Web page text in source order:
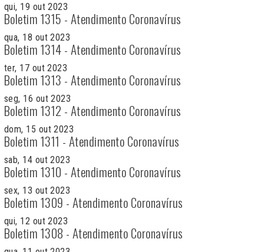
qui, 19 out 2023
Boletim 1315 - Atendimento Coronavírus
qua, 18 out 2023
Boletim 1314 - Atendimento Coronavírus
ter, 17 out 2023
Boletim 1313 - Atendimento Coronavírus
seg, 16 out 2023
Boletim 1312 - Atendimento Coronavírus
dom, 15 out 2023
Boletim 1311 - Atendimento Coronavírus
sab, 14 out 2023
Boletim 1310 - Atendimento Coronavírus
sex, 13 out 2023
Boletim 1309 - Atendimento Coronavírus
qui, 12 out 2023
Boletim 1308 - Atendimento Coronavírus